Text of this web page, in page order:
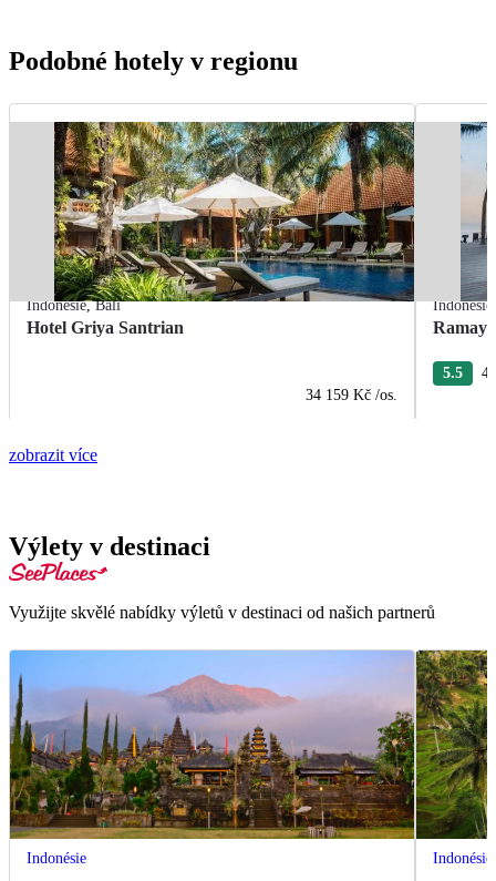
Podobné hotely v regionu
Indonésie,Bali
Hotel Griya Santrian
34 159 Kč /os.
Indonésie
5.5 4
zobrazit více
Výlety v destinaci
Využijte skvělé nabídky výletů v destinaci od našich partnerů
Indonésie Indonésie